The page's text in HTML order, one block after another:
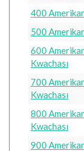
400
500
600
Kwachası
700
Kwachası
800
Kwachası
900